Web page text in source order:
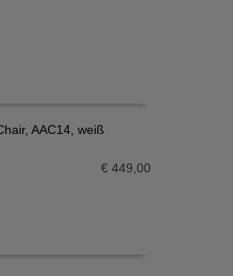
AAC14, weiß
€ 449,00